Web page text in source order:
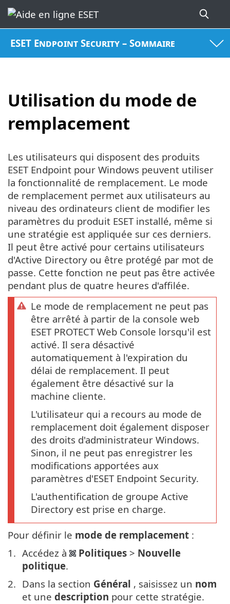
ESET Endpoint Security – Sommaire
Utilisation du mode de
remplacement
Les utilisateurs qui disposent des produits
ESET Endpoint pour Windows peuvent utiliser
la fonctionnalité de remplacement. Le mode
de remplacement permet aux utilisateurs au
niveau des ordinateurs client de modifier les
paramètres du produit ESET installé, même si
une stratégie est appliquée sur ces derniers.
Il peut être activé pour certains utilisateurs
d'Active Directory ou être protégé par mot de
passe. Cette fonction ne peut pas être activée
pendant plus de quatre heures d'affilée.
Le mode de remplacement ne peut pas
être arrêté à partir de la console web
ESET PROTECT Web Console lorsqu'il est
activé. Il sera désactivé
automatiquement à l'expiration du
délai de remplacement. Il peut
également être désactivé sur la
machine cliente.
L'utilisateur qui a recours au mode de
remplacement doit également disposer
des droits d'administrateur Windows.
Sinon, il ne peut pas enregistrer les
modifications apportées aux
paramètres d'ESET Endpoint Security.
L'authentification de groupe Active
Directory est prise en charge.
Pour définir le mode de remplacement :
Accédez à
Politiques > Nouvelle
politique.
Dans la section Général , saisissez un nom
et une description pour cette stratégie.